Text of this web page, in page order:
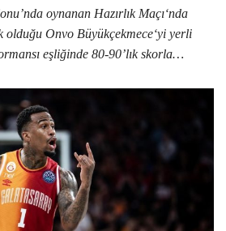
oynanan Hazırlık Maçı‘nda
olduğu Onvo Büyükçekmece‘yi yerli
eşliğinde 80-90’lık skorla…